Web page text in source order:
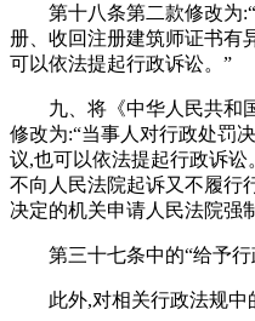
第十八条第二款修改为
册、收回注册建筑师证书有
可以依法提起行政诉讼。”
九、将《中华人民共和
修改为:“当事人对行政处罚
议,也可以依法提起行政诉讼
不向人民法院起诉又不履行
决定的机关申请人民法院强
第三十七条中的“给予行
此外,对相关行政法规中